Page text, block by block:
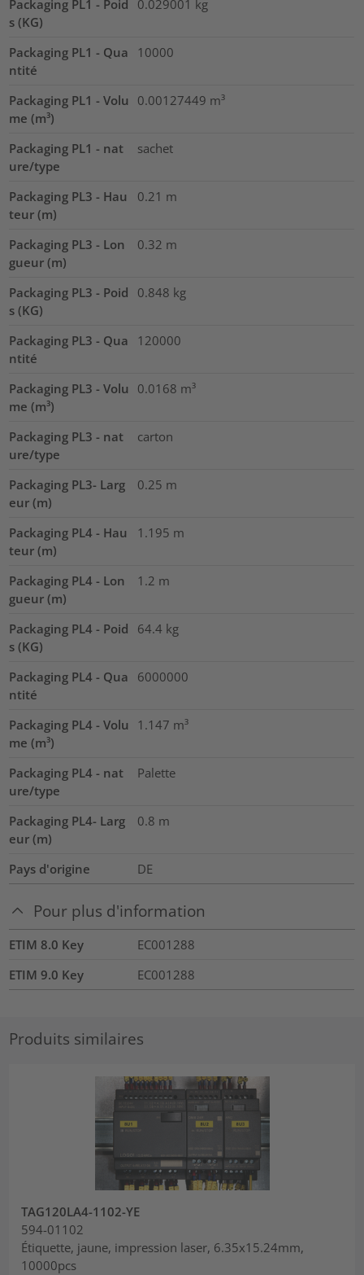
Packaging PL1 - Poid
s (KG)
0.029001 kg
Packaging PL1 - Qua
ntité
10000
Packaging PL1 - Volu
me (m³)
0.00127449 m³
Packaging PL1 - nat
ure/type
sachet
Packaging PL3 - Hau
teur (m)
0.21 m
Packaging PL3 - Lon
gueur (m)
0.32 m
Packaging PL3 - Poid
s (KG)
0.848 kg
Packaging PL3 - Qua
ntité
120000
Packaging PL3 - Volu
me (m³)
0.0168 m³
Packaging PL3 - nat
ure/type
carton
Packaging PL3- Larg
eur (m)
0.25 m
Packaging PL4 - Hau
teur (m)
1.195 m
Packaging PL4 - Lon
gueur (m)
1.2 m
Packaging PL4 - Poid
s (KG)
64.4 kg
Packaging PL4 - Qua
ntité
6000000
Packaging PL4 - Volu
me (m³)
1.147 m³
Packaging PL4 - nat
ure/type
Palette
Packaging PL4- Larg
eur (m)
0.8 m
Pays d'origine DE
Pour plus d'information
ETIM 8.0 Key
EC001288
ETIM 9.0 Key
EC001288
Produits similaires
TAG120LA4-1102-YE
594-01102
Étiquette, jaune, impression laser, 6.35x15.24mm,
10000pcs